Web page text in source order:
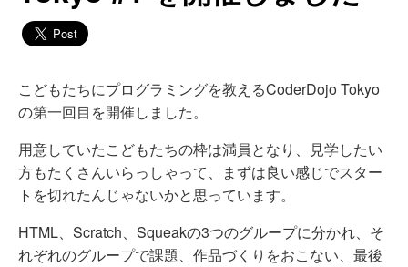
こどもたちにプログラミングを教えるCoderDojo Tokyo
の第一回目を開催しました。
用意していたこどもたちの枠は満員となり、見学したい
方もたくさんいらっしゃって、まずは良い感じでスター
トを切れたんじゃないかと思っています。
HTML、Scratch、Squeakの3つのグループに分かれ、そ
れぞれのグループで課題、作品づくりをおこない、最後